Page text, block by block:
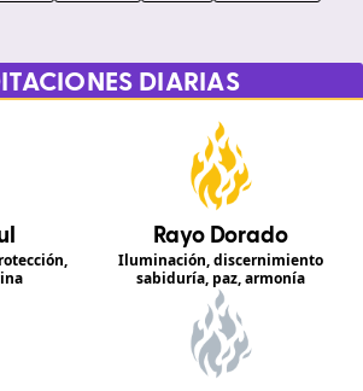
DIARIAS
Rayo Dorado
Iluminación, discernimiento
sabiduría, paz, armonía